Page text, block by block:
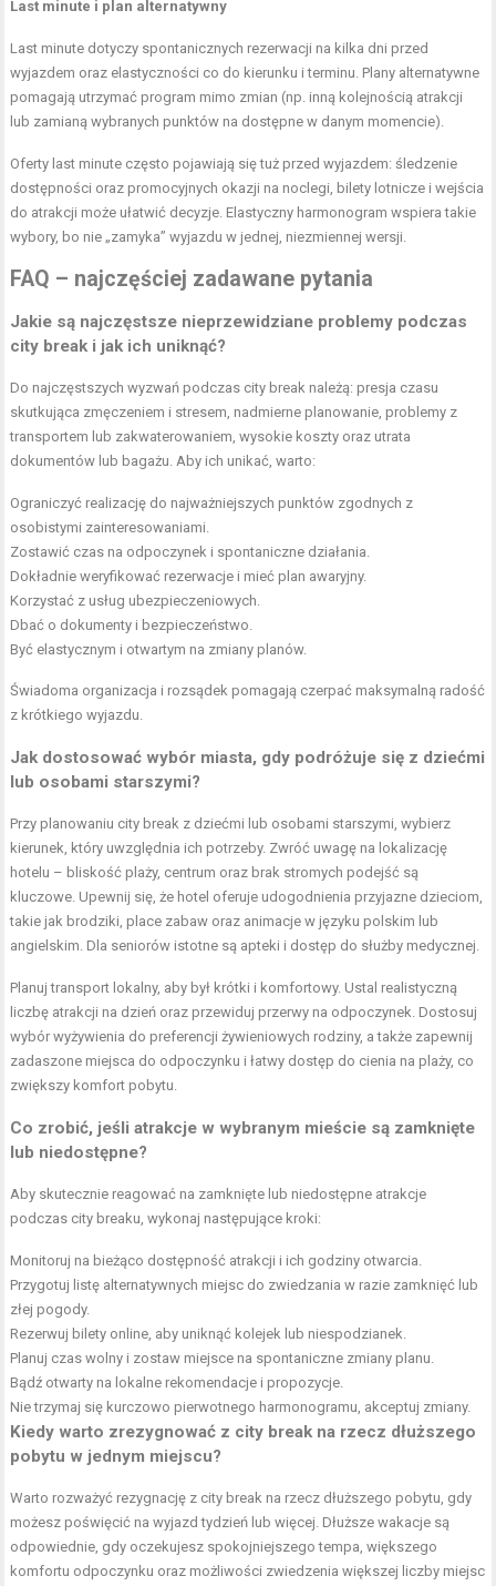
Last minute i plan alternatywny
Last minute dotyczy spontanicznych rezerwacji na kilka dni przed
wyjazdem oraz elastyczności co do kierunku i terminu. Plany alternatywne
pomagają utrzymać program mimo zmian (np. inną kolejnością atrakcji
lub zamianą wybranych punktów na dostępne w danym momencie).
Oferty last minute często pojawiają się tuż przed wyjazdem: śledzenie
dostępności oraz promocyjnych okazji na noclegi, bilety lotnicze i wejścia
do atrakcji może ułatwić decyzje. Elastyczny harmonogram wspiera takie
wybory, bo nie „zamyka” wyjazdu w jednej, niezmiennej wersji.
FAQ – najczęściej zadawane pytania
Jakie są najczęstsze nieprzewidziane problemy podczas
city break i jak ich uniknąć?
Do najczęstszych wyzwań podczas city break należą: presja czasu
skutkująca zmęczeniem i stresem, nadmierne planowanie, problemy z
transportem lub zakwaterowaniem, wysokie koszty oraz utrata
dokumentów lub bagażu. Aby ich unikać, warto:
Ograniczyć realizację do najważniejszych punktów zgodnych z
osobistymi zainteresowaniami.
Zostawić czas na odpoczynek i spontaniczne działania.
Dokładnie weryfikować rezerwacje i mieć plan awaryjny.
Korzystać z usług ubezpieczeniowych.
Dbać o dokumenty i bezpieczeństwo.
Być elastycznym i otwartym na zmiany planów.
Świadoma organizacja i rozsądek pomagają czerpać maksymalną radość
z krótkiego wyjazdu.
Jak dostosować wybór miasta, gdy podróżuje się z dziećmi
lub osobami starszymi?
Przy planowaniu city break z dziećmi lub osobami starszymi, wybierz
kierunek, który uwzględnia ich potrzeby. Zwróć uwagę na lokalizację
hotelu – bliskość plaży, centrum oraz brak stromych podejść są
kluczowe. Upewnij się, że hotel oferuje udogodnienia przyjazne dzieciom,
takie jak brodziki, place zabaw oraz animacje w języku polskim lub
angielskim. Dla seniorów istotne są apteki i dostęp do służby medycznej.
Planuj transport lokalny, aby był krótki i komfortowy. Ustal realistyczną
liczbę atrakcji na dzień oraz przewiduj przerwy na odpoczynek. Dostosuj
wybór wyżywienia do preferencji żywieniowych rodziny, a także zapewnij
zadaszone miejsca do odpoczynku i łatwy dostęp do cienia na plaży, co
zwiększy komfort pobytu.
Co zrobić, jeśli atrakcje w wybranym mieście są zamknięte
lub niedostępne?
Aby skutecznie reagować na zamknięte lub niedostępne atrakcje
podczas city breaku, wykonaj następujące kroki:
Monitoruj na bieżąco dostępność atrakcji i ich godziny otwarcia.
Przygotuj listę alternatywnych miejsc do zwiedzania w razie zamknięć lub
złej pogody.
Rezerwuj bilety online, aby uniknąć kolejek lub niespodzianek.
Planuj czas wolny i zostaw miejsce na spontaniczne zmiany planu.
Bądź otwarty na lokalne rekomendacje i propozycje.
Nie trzymaj się kurczowo pierwotnego harmonogramu, akceptuj zmiany.
Kiedy warto zrezygnować z city break na rzecz dłuższego
pobytu w jednym miejscu?
Warto rozważyć rezygnację z city break na rzecz dłuższego pobytu, gdy
możesz poświęcić na wyjazd tydzień lub więcej. Dłuższe wakacje są
odpowiednie, gdy oczekujesz spokojniejszego tempa, większego
komfortu odpoczynku oraz możliwości zwiedzenia większej liczby miejsc